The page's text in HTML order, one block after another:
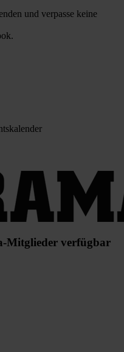
und verpasse keine
Mitglieder verfügbar